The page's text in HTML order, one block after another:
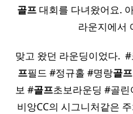
골프대회를 다녀왔어요.
라운지에서
맞고 왔던 라운딩이었다.
프필드 #정규홀 #명랑골프
보 #골프초보라운딩 #골
비앙CC의 시그니처같은